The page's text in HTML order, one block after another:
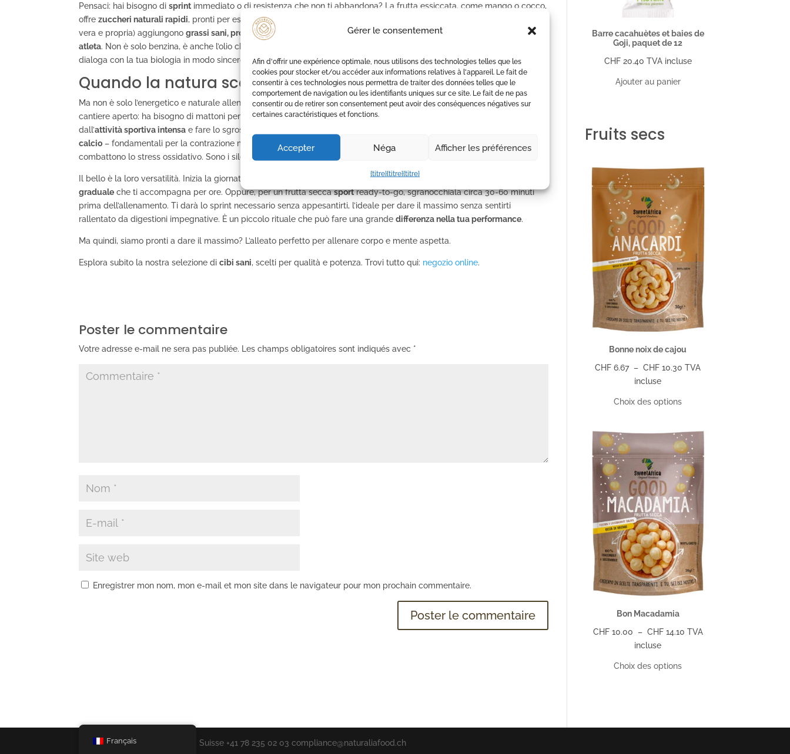
Gérer le consentement
Afin d'offrir une expérience optimale, nous utilisons des technologies telles que les
cookies pour stocker et/ou accéder aux informations relatives à l'appareil. Le fait de
consentir à ces technologies nous permettra de traiter des données telles que le
comportement de navigation ou les identifiants uniques sur ce site. Le fait de ne pas
consentir ou de retirer son consentement peut avoir des conséquences négatives sur
certaines caractéristiques et fonctions.
Accepter Néga Afficher les préférences
{titre}{titre}{titre}
Pensaci: hai bisogno disprint immediato o di resistenza che non ti abbandona? La frutta essiccata, come mango o cocco,
offrezuccheri naturali rapidi, pronti per essere assorbiti e spingerti subito. I pistacchi, le mandorle, le noci (la frutta secca
vera e propria) aggiungonograssi sani, proteinee una miniera di micronutrientiche sono il vero oro per il
corpo di un
atleta. Non è solo benzina, è anche l’olio che mantiene il motore pulito e performante. È un’
dialoga con la tua biologia in modo sincero.
Quando la natura scende in campo per lo sport
Ma non è solo l’energetico e naturale allenamento a rendere questi tesori così preziosi. Dopo lo sforzo, il corpo è un
cantiere aperto: ha bisogno di mattoni per riparare lefibre muscolarie di “spazzini” per eliminare le scorie prodotte
dall’attività sportiva intensa e fare lo sgrosso. Qui entra in gioco la frutta secca con i suoi minerali –
calcio – fondamentali per la contrazione muscolare e il riequilibrio elettrolitico, e le vitamine antiossidanti
che
combattono lo stress ossidativo. Sono i silenziosi architetti del tuo recupero.
Il bello è la loro versatilità. Inizia la giornata con una manciata nel tuo porridge o yogurt: avrai un
graduale che ti accompagna per ore. Oppure, per un frutta seccasportready-to-go, sgranocchiala circa 30-60 minuti
prima dell’allenamento. Ti darà lo sprint necessario senza appesantirti, l’ideale per dare il massimo senza sentirti
rallentato da digestioni impegnative. È un piccolo rituale che può fare una grandedifferenza nella tua performance.
Ma quindi, siamo pronti a dare il massimo? L’alleato perfetto per allenare corpo e mente aspetta.
Esplora subito la nostra selezione dicibi sani, scelti per qualità e potenza. Trovi tutto qui: negozio online.
Poster le commentaire
Votre adresse e-mail ne sera pas publiée. Les champs obligatoires sont indiqués avec *
Enregistrer mon nom, mon e-mail et mon site dans le navigateur pour mon prochain commentaire.
Barre cacahuètes et baies de
Goji, paquet de 12
CHF20.40 TVA incluse
Ajouter au panier
Fruits secs
Bonne noix de cajou
CHF 6.67 – CHF 10.30 Plage
CHF 10.30
TVA
incluse
Choix des options
Bon Macadamia
CHF10.00 – CHF14.10Plage
TVA
incluse
Choix des options
Strada di Magistri, 5 Rovoredo, Suisse +41 78 235 02 03 compliance@naturaliafood.ch
Français